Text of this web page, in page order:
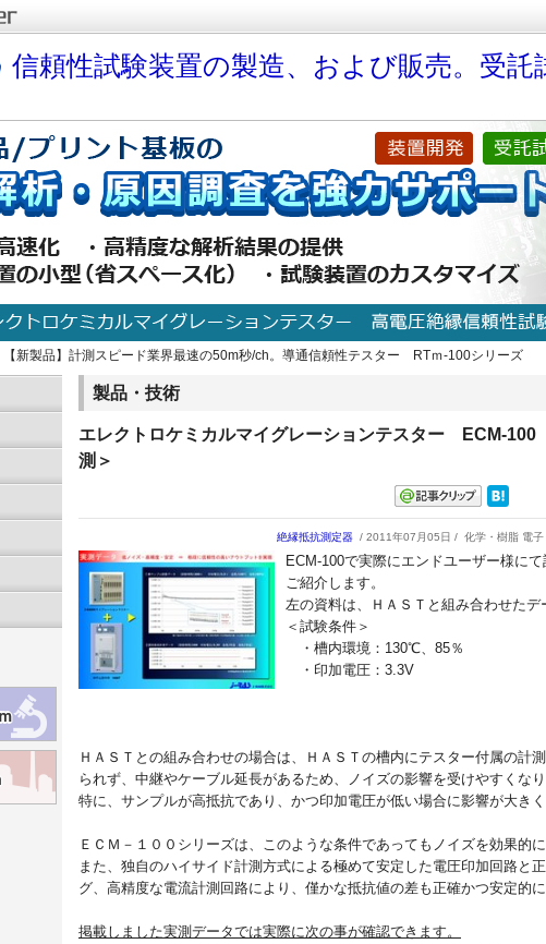
信頼性試験装置の製造、および販売。受託
【新製品】計測スピード業界最速の50m秒/ch。導通信頼性テスター RTｍ-100シリーズ
製品・技術
エレクトロケミカルマイグレーションテスター ECM-
測＞
絶縁抵抗測定器 / 2011年07月05日 / 化学・樹脂 電
ECM-100で実際にエンドユーザー様に
ご紹介します。
左の資料は、ＨＡＳＴと組み合わせたデ
＜試験条件＞
・槽内環境：130℃、85％
・印加電圧：3.3V
ＨＡＳＴとの組み合わせの場合は、ＨＡＳＴの槽内にテスター付属の計
られず、中継やケーブル延長があるため、ノイズの影響を受けやすくなり
特に、サンプルが高抵抗であり、かつ印加電圧が低い場合に影響が大きく
ＥＣＭ－１００シリーズは、このような条件であってもノイズを効果的に
また、独自のハイサイド計測方式による極めて安定した電圧印加回路と
グ、高精度な電流計測回路により、僅かな抵抗値の差も正確かつ安定的に
掲載しました実測データでは実際に次の事が確認できます。